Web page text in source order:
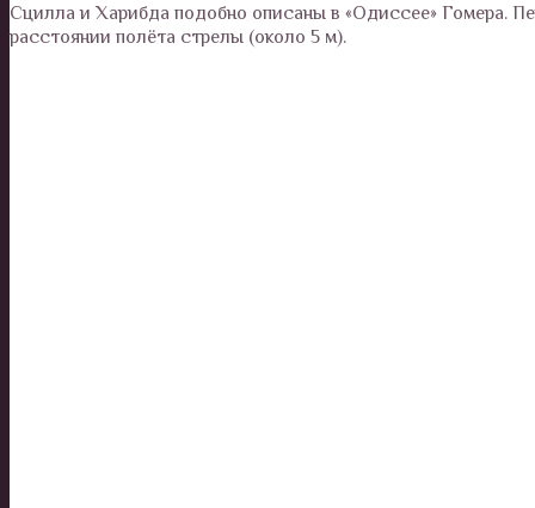
Сцилла и Харибда подобно описаны в «Одиссее» Гомера.
расстоянии полёта стрелы (около 5 м).